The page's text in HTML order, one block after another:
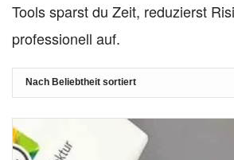
Tools sparst du Zeit, reduzierst
professionell auf.